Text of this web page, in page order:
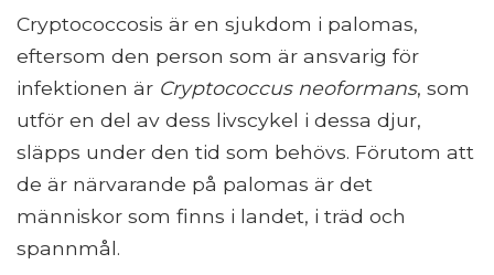
Cryptococcosis är en sjukdom i palomas,
eftersom den person som är ansvarig för
infektionen är Cryptococcus neoformans, som
utför en del av dess livscykel i dessa djur,
släpps under den tid som behövs. Förutom att
de är närvarande på palomas är det
människor som finns i landet, i träd och
spannmål.